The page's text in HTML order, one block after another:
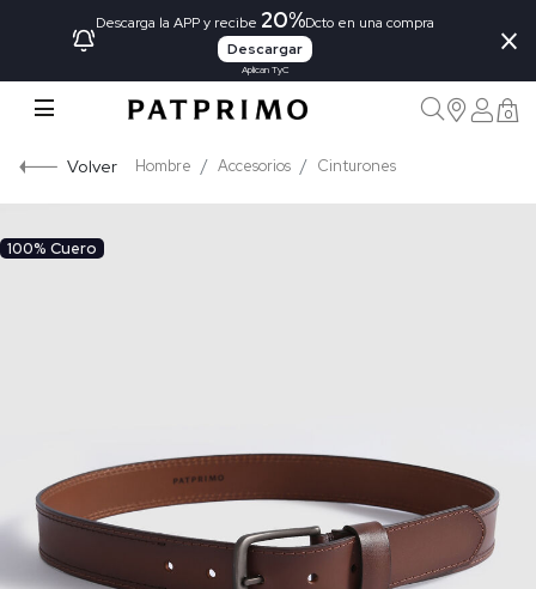
Descarga la APP y recibe 20%Dcto en una compra
Descargar
Aplican TyC
×
0
Volver Hombre Accesorios Cinturones
100% Cuero